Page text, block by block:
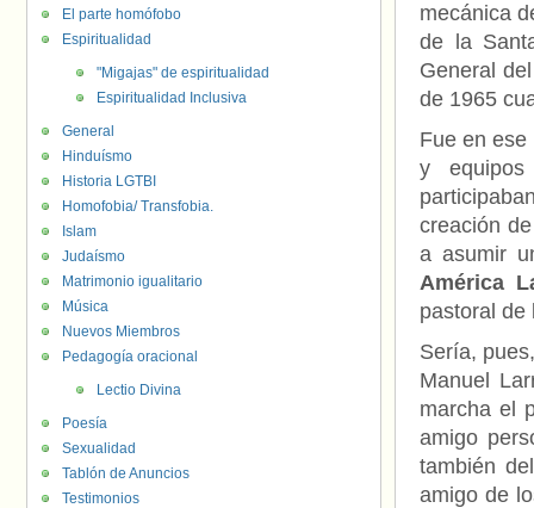
mecánica
de la
General
de 1965
Fue en
y equipos
creación
a asumir
América
pastoral de
Sería,
Manuel
marcha el
amigo
también
amigo de
El parte homófobo
Espiritualidad
"Migajas" de espiritualidad
Espiritualidad Inclusiva
General
Hinduísmo
Historia LGTBI
Homofobia/ Transfobia.
Islam
Judaísmo
Matrimonio igualitario
Música
Nuevos Miembros
Pedagogía oracional
Lectio Divina
Poesía
Sexualidad
Tablón de Anuncios
Testimonios